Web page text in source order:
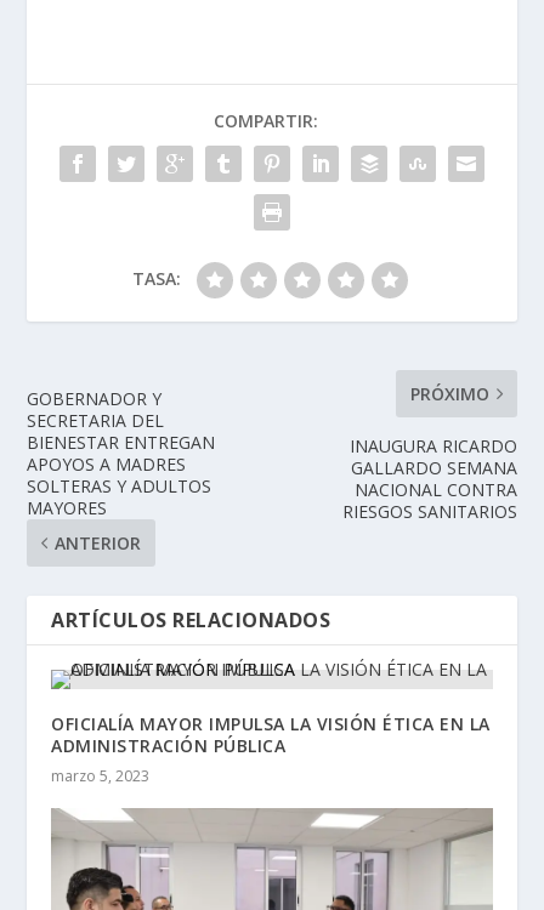
COMPARTIR:
TASA:
GOBERNADOR Y
SECRETARIA DEL
BIENESTAR ENTREGAN
APOYOS A MADRES
SOLTERAS Y ADULTOS
MAYORES
ANTERIOR
PRÓXIMO
INAUGURA RICARDO
GALLARDO SEMANA
NACIONAL CONTRA
RIESGOS SANITARIOS
ARTÍCULOS RELACIONADOS
OFICIALÍA MAYOR IMPULSA LA VISIÓN ÉTICA EN LA
ADMINISTRACIÓN PÚBLICA
marzo 5, 2023